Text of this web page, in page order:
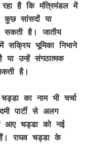
है कि मंत्रिमंडल में
कुछ सांसदों या
सकती है। जातीय
सक्रिय भूमिका निभाने
या उन्हें संगठात्मक
है।
का नाम भी चर्चा
पार्टी से अलग
आए चड्डा को नई
राघव चड्डा के